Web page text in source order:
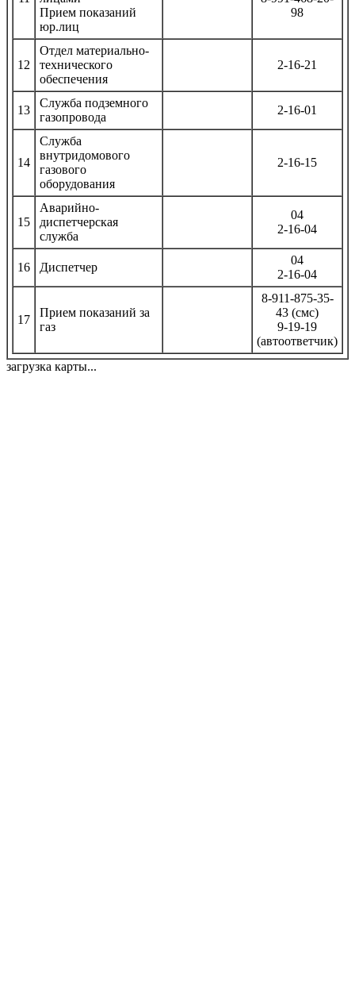
Прием показаний
юр.лиц
98
12
Отдел материально-
технического
обеспечения
2-16-21
13
Служба подземного
газопровода
2-16-01
14
Служба
внутридомового
газового
оборудования
2-16-15
15
Аварийно-
диспетчерская
служба
04
2-16-04
16 Диспетчер
04
2-16-04
17
Прием показаний за
газ
8-911-875-35-
43 (смс)
9-19-19
(автоответчик)
загрузка карты...